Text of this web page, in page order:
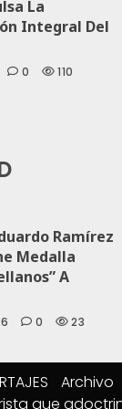
La
Integral Del
0 110
Ramírez
Medalla
A
0 23
Archivo
que